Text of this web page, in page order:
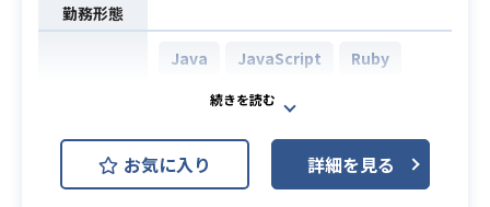
有料機能としては、2021年8月に本
オンライン受付／2022年3月に予防
リマインダーをリリース。
2022年7月時点で有料契約は合計約8
0病院です。
現在は主に動物病院向け機能を拡充
勤務形態
開発環境
Java JavaScript
Ruby
jQuery
Ruby on Rails
AWS (Amazon Web Services)
AWS EC2 (Amazon EC2)
お気に入り 詳細を見る